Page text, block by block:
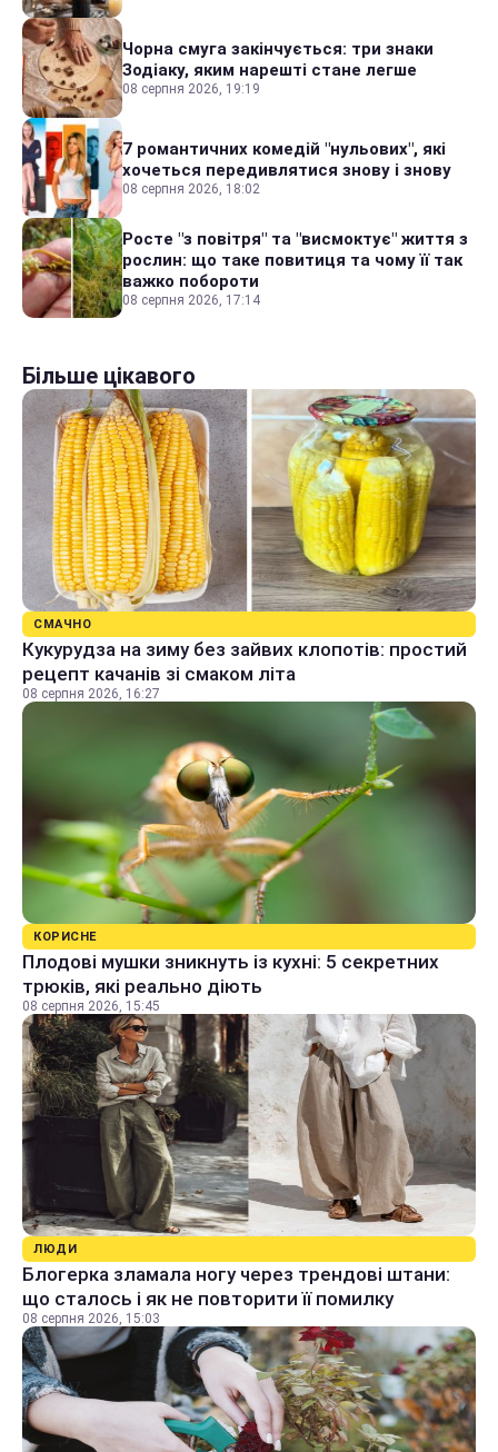
Чорна смуга закінчується: три знаки
Зодіаку, яким нарешті стане легше
08 серпня 2026, 19:19
7 романтичних комедій "нульових", які
хочеться передивлятися знову і знову
08 серпня 2026, 18:02
Росте "з повітря" та "висмоктує" життя з
рослин: що таке повитиця та чому її так
важко побороти
08 серпня 2026, 17:14
Більше цікавого
СМАЧНО
Кукурудза на зиму без зайвих клопотів: простий
рецепт качанів зі смаком літа
08 серпня 2026, 16:27
КОРИСНЕ
Плодові мушки зникнуть із кухні: 5 секретних
трюків, які реально діють
08 серпня 2026, 15:45
ЛЮДИ
Блогерка зламала ногу через трендові штани:
що сталось і як не повторити її помилку
08 серпня 2026, 15:03